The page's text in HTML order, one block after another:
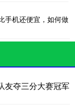
手机还便宜，如何做
友夺三分大赛冠军